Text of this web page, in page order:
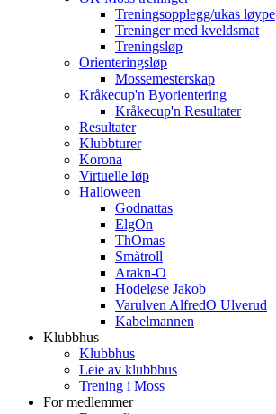
Treningsopplegg/ukas løype
Treninger med kveldsmat
Treningsløp
Orienteringsløp
Mossemesterskap
Kråkecup'n Byorientering
Kråkecup'n Resultater
Resultater
Klubbturer
Korona
Virtuelle løp
Halloween
Godnattas
ElgOn
ThOmas
Småtroll
Arakn-O
Hodeløse Jakob
Varulven AlfredO Ulverud
Kabelmannen
Klubbhus
Klubbhus
Leie av klubbhus
Trening i Moss
For medlemmer